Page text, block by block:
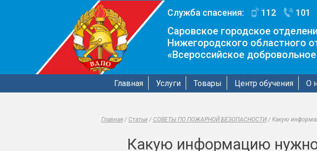
Служба спасения: 112 101
Саровское городское
Нижегородского областного
«Всероссийское
Главная Услуги Товары Центр обучения О
Главная/ Статьи / СОВЕТЫ ПО ПОЖАРНОЙ БЕЗОПАСНОСТИ/ Какую
Какую информацию